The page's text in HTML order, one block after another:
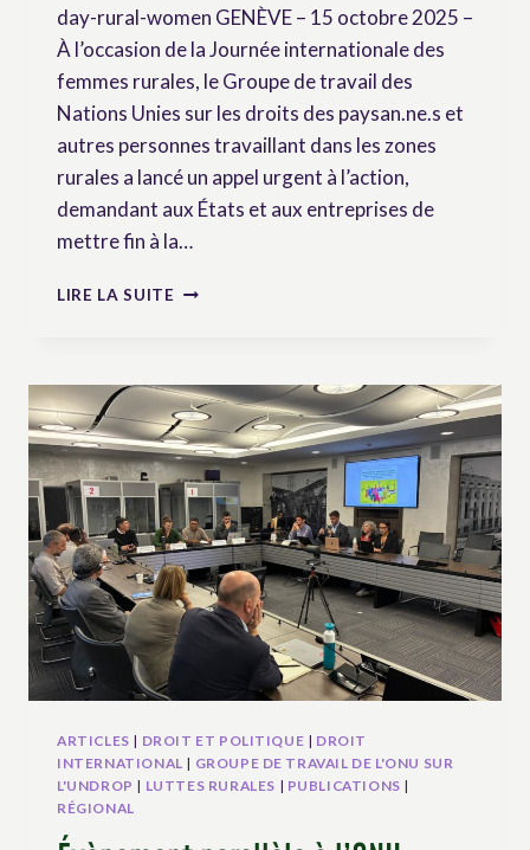
day-rural-women GENÈVE – 15 octobre 2025 –
À l’occasion de la Journée internationale des
femmes rurales, le Groupe de travail des
Nations Unies sur les droits des paysan.ne.s et
autres personnes travaillant dans les zones
rurales a lancé un appel urgent à l’action,
demandant aux États et aux entreprises de
mettre fin à la…
LIRE LA SUITE
DE
L’ONU
SUR
L’UNDROP
DEMANDE
UNE
ACTION
URGENTE
POUR
FAIRE
RESPECTER
LES
FEMMES
RURALES.
ARTICLES | DROIT ET POLITIQUE | DROIT
INTERNATIONAL | GROUPE DE TRAVAIL DE L'ONU SUR
L'UNDROP | LUTTES RURALES | PUBLICATIONS |
RÉGIONAL